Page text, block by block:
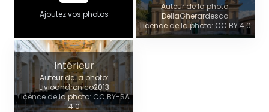
Ajoutez vos photos
Auteur de la photo:
DellaGherardesca
Licence de la photo: CC BY 4.0
Intérieur
Auteur de la photo:
Livioandronico2013
Licence de la photo: CC BY-SA
4.0